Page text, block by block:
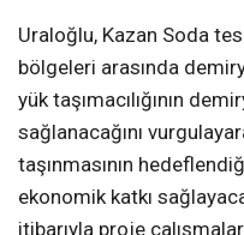
Uraloğlu, Kazan Soda
bölgeleri arasında
yük taşımacılığının
sağlanacağını
taşınmasının
ekonomik katkı
itibarıyla proje